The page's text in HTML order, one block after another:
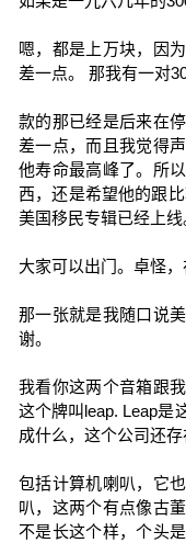
嗯，都是上万块，因
差一点。 那我有一对
款的那已经是后来在
差一点，而且我觉得
他寿命最高峰了。所
西，还是希望他的跟
美国移民专辑已经上线
大家可以出门。卓怪
那一张就是我随口说
谢。
我看你这两个音箱跟
这个牌叫leap. Leap是
成什么，这个公司还存
包括计算机喇叭，它
叭，这两个有点像古
不是长这个样，个头